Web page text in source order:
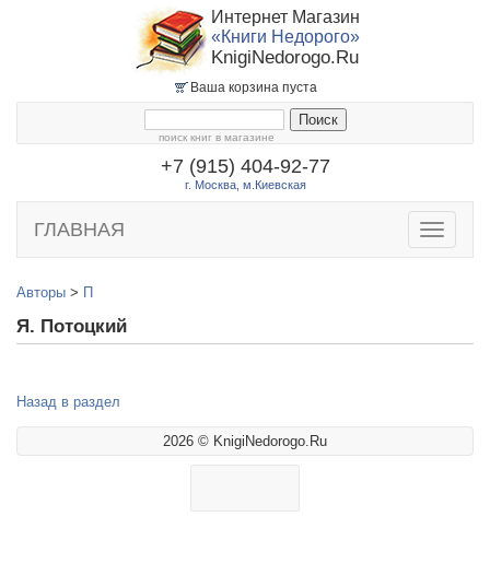
Интернет Магазин
«Книги Недорого»
KnigiNedorogo.Ru
Ваша корзина пуста
поиск книг в магазине
+7 (915) 404-92-77
г. Москва, м.Киевская
Toggle
ГЛАВНАЯ
Авторы > П
Я. Потоцкий
Назад в раздел
2026 © KnigiNedorogo.Ru